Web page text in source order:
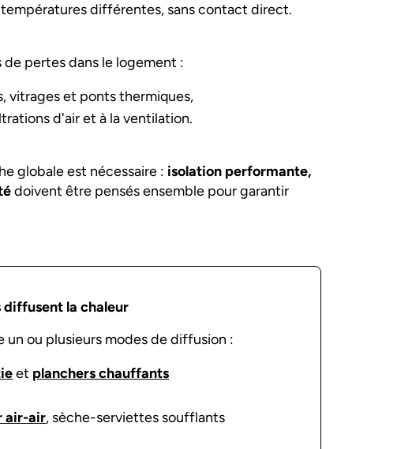
différentes, sans contact direct.
pertes dans le logement :
vitrages et ponts thermiques,
d'air et à la ventilation.
globale est nécessaire : isolation performante,
doivent être pensés ensemble pour garantir
diffusent la chaleur
ou plusieurs modes de diffusion :
et planchers chauffants
air-air, sèche-serviettes soufflants